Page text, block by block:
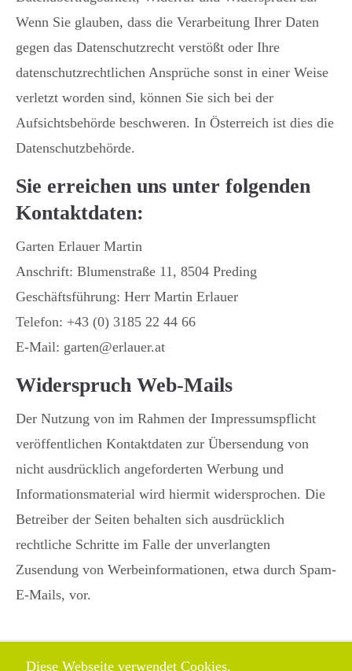
Wenn Sie glauben, dass die Verarbeitung Ihrer Daten
gegen das Datenschutzrecht verstößt oder Ihre
datenschutzrechtlichen Ansprüche sonst in einer Weise
verletzt worden sind, können Sie sich bei der
Aufsichtsbehörde beschweren. In Österreich ist dies die
Datenschutzbehörde.
Sie erreichen uns unter folgenden
Kontaktdaten:
Garten Erlauer Martin
Anschrift: Blumenstraße 11, 8504 Preding
Geschäftsführung: Herr Martin Erlauer
Telefon: +43 (0) 3185 22 44 66
E-Mail: garten@erlauer.at
Widerspruch Web-Mails
Der Nutzung von im Rahmen der Impressumspflicht
veröffentlichen Kontaktdaten zur Übersendung von
nicht ausdrücklich angeforderten Werbung und
Informationsmaterial wird hiermit widersprochen. Die
Betreiber der Seiten behalten sich ausdrücklich
rechtliche Schritte im Falle der unverlangten
Zusendung von Werbeinformationen, etwa durch Spam-
E-Mails, vor.
Diese Webseite verwendet Cookies.